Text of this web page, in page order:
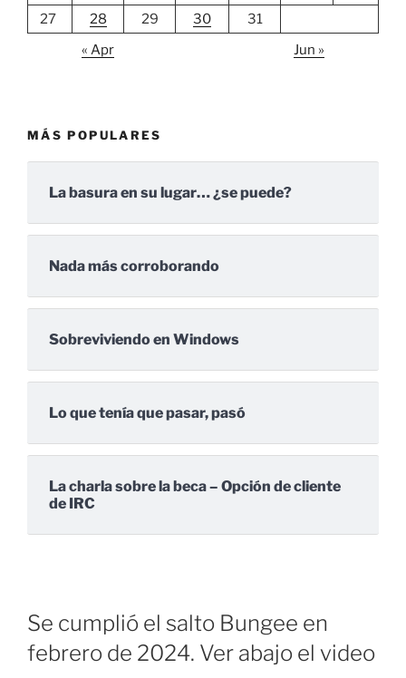
27
28 29 30
31
« Apr
Jun »
MÁS POPULARES
La basura en su lugar… ¿se puede?
Nada más corroborando
Sobreviviendo en Windows
Lo que tenía que pasar, pasó
La charla sobre la beca – Opción de cliente
de IRC
Se cumplió el salto Bungee en
febrero de 2024. Ver abajo el video